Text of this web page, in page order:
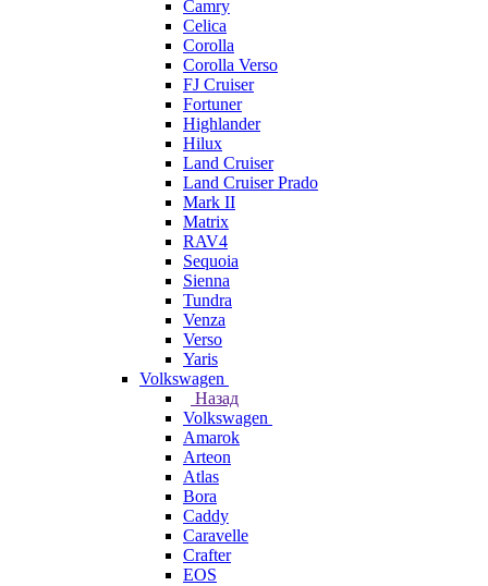
Camry
Celica
Corolla
Corolla Verso
FJ Cruiser
Fortuner
Highlander
Hilux
Land Cruiser
Land Cruiser Prado
Mark II
Matrix
RAV4
Sequoia
Sienna
Tundra
Venza
Verso
Yaris
Volkswagen
Назад
Volkswagen
Amarok
Arteon
Atlas
Bora
Caddy
Caravelle
Crafter
EOS